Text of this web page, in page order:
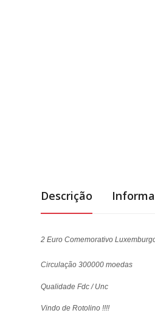
Descrição
2 Euro Comemorativo
Circulação 300000 moedas
Qualidade Fdc / Unc
Vindo de Rotolino !!!!